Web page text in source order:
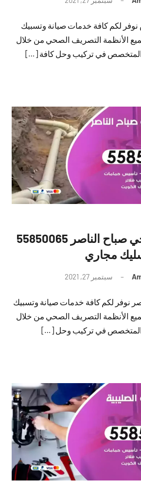
تعليقات
لكم كافة خدمات صيانة وتسبيك
الأنظمة التصريف الصحي من خلال
والمتخصص في تركيب وحل كافة […]
سباك فني صحي صباح الناصر 55850065
مجاري
سبتمبر 27, 2021
تعليقات
نوفر لكم كافة خدمات صيانة وتسبيك
الأنظمة التصريف الصحي من خلال
والمتخصص في تركيب وحل […]